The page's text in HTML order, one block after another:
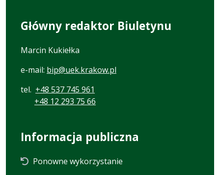
Główny redaktor Biuletynu
Marcin Kukiełka
e-mail: bip@uek.krakow.pl
tel. +48 537 745 961
+48 12 293 75 66
Informacja publiczna
Ponowne wykorzystanie